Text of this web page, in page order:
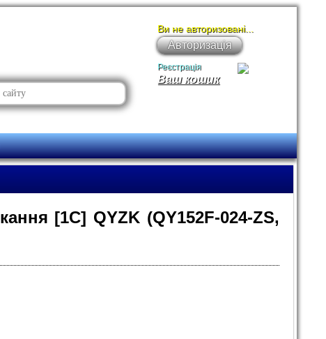
Ваш кошик
Ви не авторизовані...
Авторизація
Реєстрація
[1С] QYZK (QY152F-024-ZS,